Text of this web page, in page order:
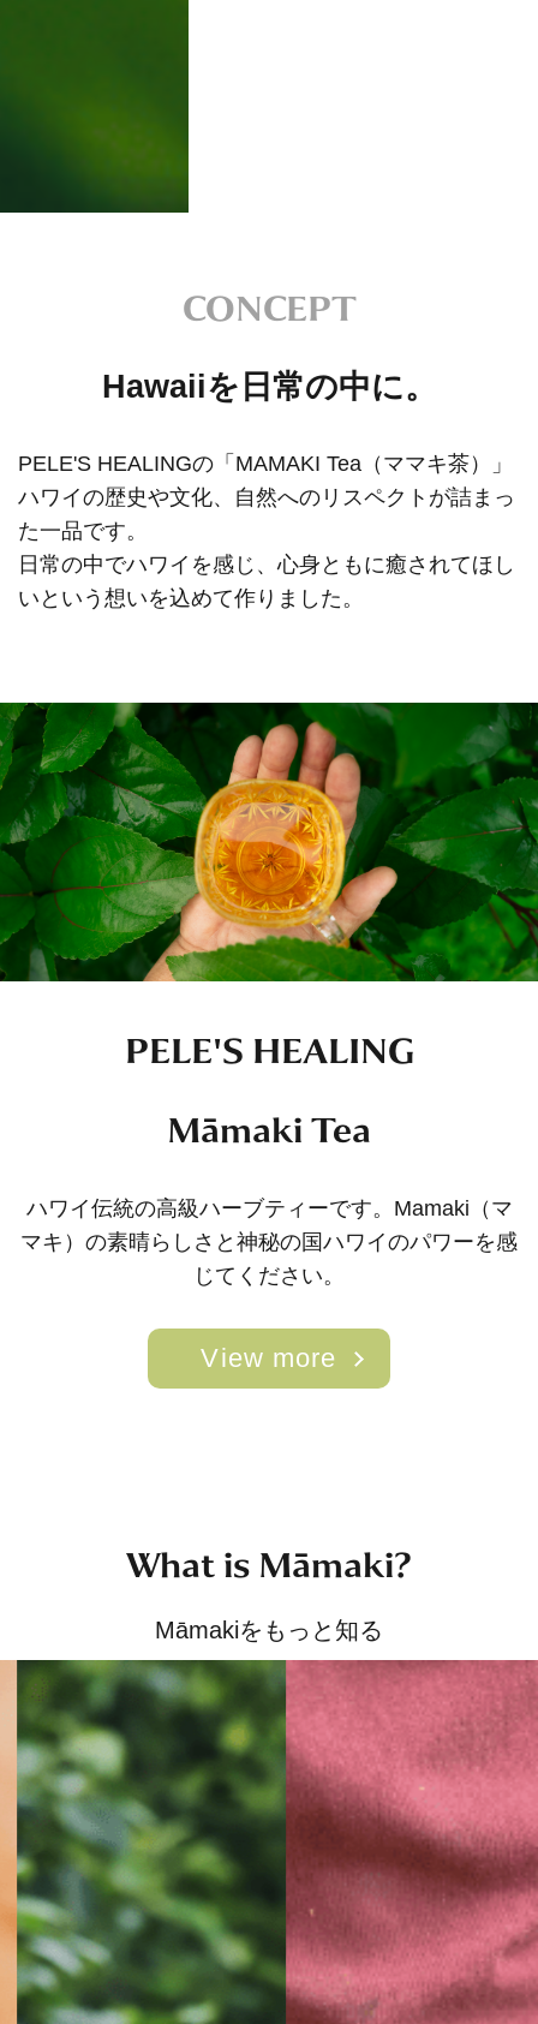
CONCEPT
Hawaiiを日常の中に。
PELE'S HEALINGの「MAMAKI Tea（ママキ茶）」
ハワイの歴史や文化、自然へのリスペクトが詰まっ
た一品です。
日常の中でハワイを感じ、心身ともに癒されてほし
いという想いを込めて作りました。
PELE'S HEALING
Māmaki Tea
ハワイ伝統の高級ハーブティーです。 Mamaki（マ
マキ）の素晴らしさと 神秘の国ハワイのパワーを感
じてください。
View more
What is Māmaki?
Māmakiをもっと知る